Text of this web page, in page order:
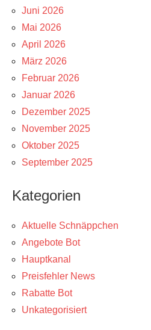
Juni 2026
Mai 2026
April 2026
März 2026
Februar 2026
Januar 2026
Dezember 2025
November 2025
Oktober 2025
September 2025
Kategorien
Aktuelle Schnäppchen
Angebote Bot
Hauptkanal
Preisfehler News
Rabatte Bot
Unkategorisiert